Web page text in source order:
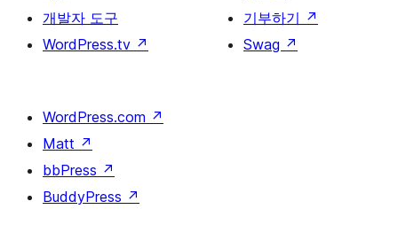
개발자 도구
WordPress.tv ↗
기부하기 ↗
Swag ↗
WordPress.com ↗
Matt ↗
bbPress ↗
BuddyPress ↗